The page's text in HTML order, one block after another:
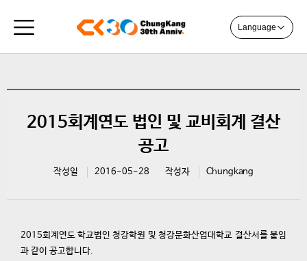
Language
2015회계연도 법인 및 교비회계 결산
공고
작성일 2016-05-28 작성자 Chungkang
2015회계연도 학교법인 청강학원 및 청강문화산업대학교 결산서를 붙임
과 같이 공고합니다.